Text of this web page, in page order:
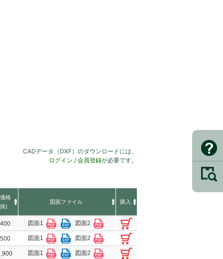
CADデータ（DXF）のダウンロードには、
ログイン / 会員登録が必要です。
格
)
図面ファイル 購入
図面1 図面2
図面1 図面2
図面1 図面2